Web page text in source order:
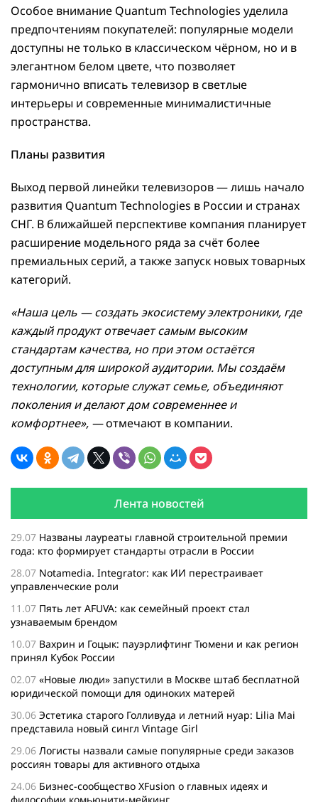
Особое внимание Quantum Technologies уделила
предпочтениям покупателей: популярные модели
доступны не только в классическом чёрном, но и в
элегантном белом цвете, что позволяет
гармонично вписать телевизор в светлые
интерьеры и современные минималистичные
пространства.
Планы развития
Выход первой линейки телевизоров — лишь начало
развития Quantum Technologies в России и странах
СНГ. В ближайшей перспективе компания планирует
расширение модельного ряда за счёт более
премиальных серий, а также запуск новых товарных
категорий.
«Наша цель — создать экосистему электроники, где
каждый продукт отвечает самым высоким
стандартам качества, но при этом остаётся
доступным для широкой аудитории. Мы создаём
технологии, которые служат семье, объединяют
поколения и делают дом современнее и
комфортнее», —отмечают в компании.
Лента новостей
29.07 Названы лауреаты главной строительной премии
года: кто формирует стандарты отрасли в России
28.07 Notamedia. Integrator: как ИИ перестраивает
управленческие роли
11.07 Пять лет AFUVA: как семейный проект стал
узнаваемым брендом
10.07 Вахрин и Гоцык: пауэрлифтинг Тюмени и как регион
принял Кубок России
02.07 «Новые люди» запустили в Москве штаб бесплатной
юридической помощи для одиноких матерей
30.06 Эстетика старого Голливуда и летний нуар: Lilia Mai
представила новый сингл Vintage Girl
29.06 Логисты назвали самые популярные среди заказов
россиян товары для активного отдыха
24.06 Бизнес-сообщество XFusion о главных идеях и